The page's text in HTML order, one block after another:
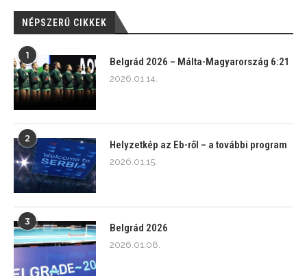
NÉPSZERŰ CIKKEK
1
Belgrád 2026 – Málta-Magyarország 6:21
2026.01.14.
2
Helyzetkép az Eb-ről – a további program
2026.01.15.
3
Belgrád 2026
2026.01.08.